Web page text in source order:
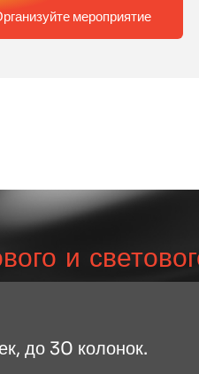
мероприятие
и
до 30 колонок.